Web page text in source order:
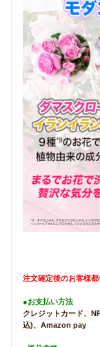
注文確定後のお客様
●お支払い方法
クレジットカード、
込)、Amazon pay